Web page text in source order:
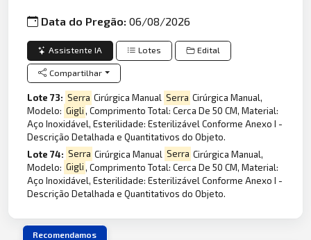
Data do Pregão:06/08/2026
Assistente IA Lotes Edital
Compartilhar
Lote 73: Serra Cirúrgica Manual Serra Cirúrgica Manual,
Modelo: Gigli, Comprimento Total: Cerca De 50 CM, Material:
Aço Inoxidável, Esterilidade: Esterilizável Conforme Anexo I -
Descrição Detalhada e Quantitativos do Objeto.
Lote 74: Serra Cirúrgica Manual Serra Cirúrgica Manual,
Modelo: Gigli, Comprimento Total: Cerca De 50 CM, Material:
Aço Inoxidável, Esterilidade: Esterilizável Conforme Anexo I -
Descrição Detalhada e Quantitativos do Objeto.
Recomendamos